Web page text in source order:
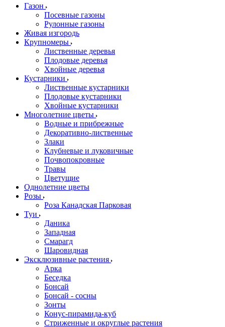
Газон
Посевные газоны
Рулонные газоны
Живая изгородь
Крупномеры
Лиственные деревья
Плодовые деревья
Хвойные деревья
Кустарники
Лиственные кустарники
Плодовые кустарники
Хвойные кустарники
Многолетние цветы
Водные и прибрежные
Декоративно-лиственные
Злаки
Клубневые и луковичные
Почвопокровные
Травы
Цветущие
Однолетние цветы
Розы
Роза Канадская Парковая
Туи
Даника
Западная
Смарагд
Шаровидная
Эксклюзивные растения
Арка
Беседка
Бонсай
Бонсай - сосны
Зонты
Конус-пирамида-куб
Стриженные и округлые растения